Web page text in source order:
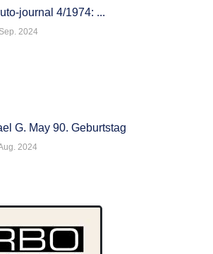
journal 4/1974: ...
2024
G. May 90. Geburtstag
2024